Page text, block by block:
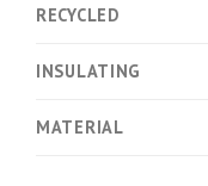
RECYCLED
INSULATING
MATERIAL